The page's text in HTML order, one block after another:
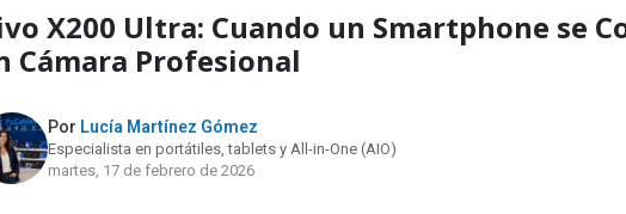
X200 Ultra: Cuando un Smartphone se
Cámara Profesional
Por Lucía Martínez Gómez
Especialista en portátiles, tablets y All-in-One (AIO)
martes, 17 de febrero de 2026